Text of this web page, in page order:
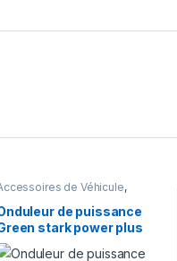
de Véhicule,
Electronique pour
, PowerBanks
de puissance
stark power plus